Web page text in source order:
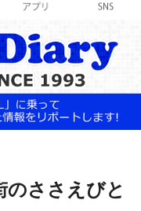
のささえびと